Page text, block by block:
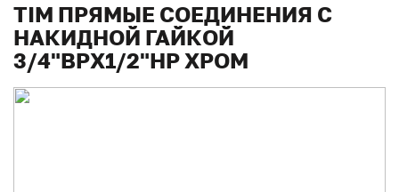
TIM ПРЯМЫЕ СОЕДИНЕНИЯ С
НАКИДНОЙ ГАЙКОЙ
3/4"ВРХ1/2"НР ХРОМ